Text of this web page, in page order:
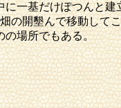
一基だけぽつんと建
の開墾んで移動して
の場所でもある。